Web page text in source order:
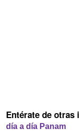
Entérate de
día a día Panam